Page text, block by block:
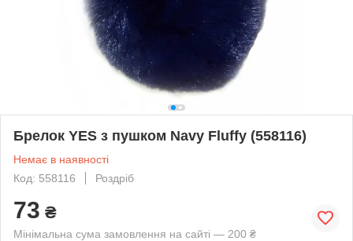
Брелок YES з пушком Navy Fluffy (558116)
Немає в наявності
Код: 558116
Роздріб
73 ₴
Мінімальна сума замовлення на сайті — 200 ₴